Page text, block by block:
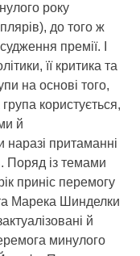
року
до того ж
премії. І
її критика та
на основі того,
користується,
й
притаманні
Поряд із темами
приніс перемогу
Марека Шинделки
й
минулого